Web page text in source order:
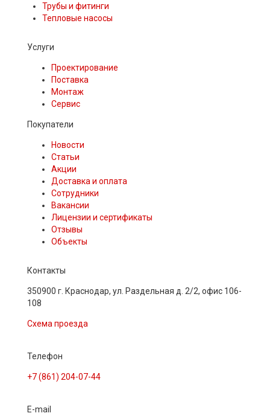
Трубы и фитинги
Тепловые насосы
Услуги
Проектирование
Поставка
Монтаж
Сервис
Покупатели
Новости
Статьи
Акции
Доставка и оплата
Сотрудники
Вакансии
Лицензии и сертификаты
Отзывы
Объекты
Контакты
350900 г. Краснодар, ул. Раздельная д. 2/2, офис 106-
108
Схема проезда
Телефон
+7 (861) 204-07-44
E-mail